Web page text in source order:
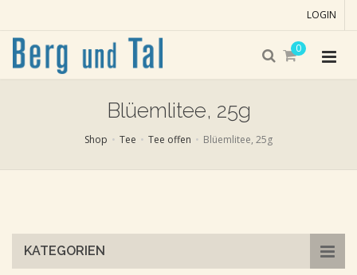
LOGIN
0
Blüemlitee, 25g
Shop Tee Tee offen Blüemlitee, 25g
KATEGORIEN